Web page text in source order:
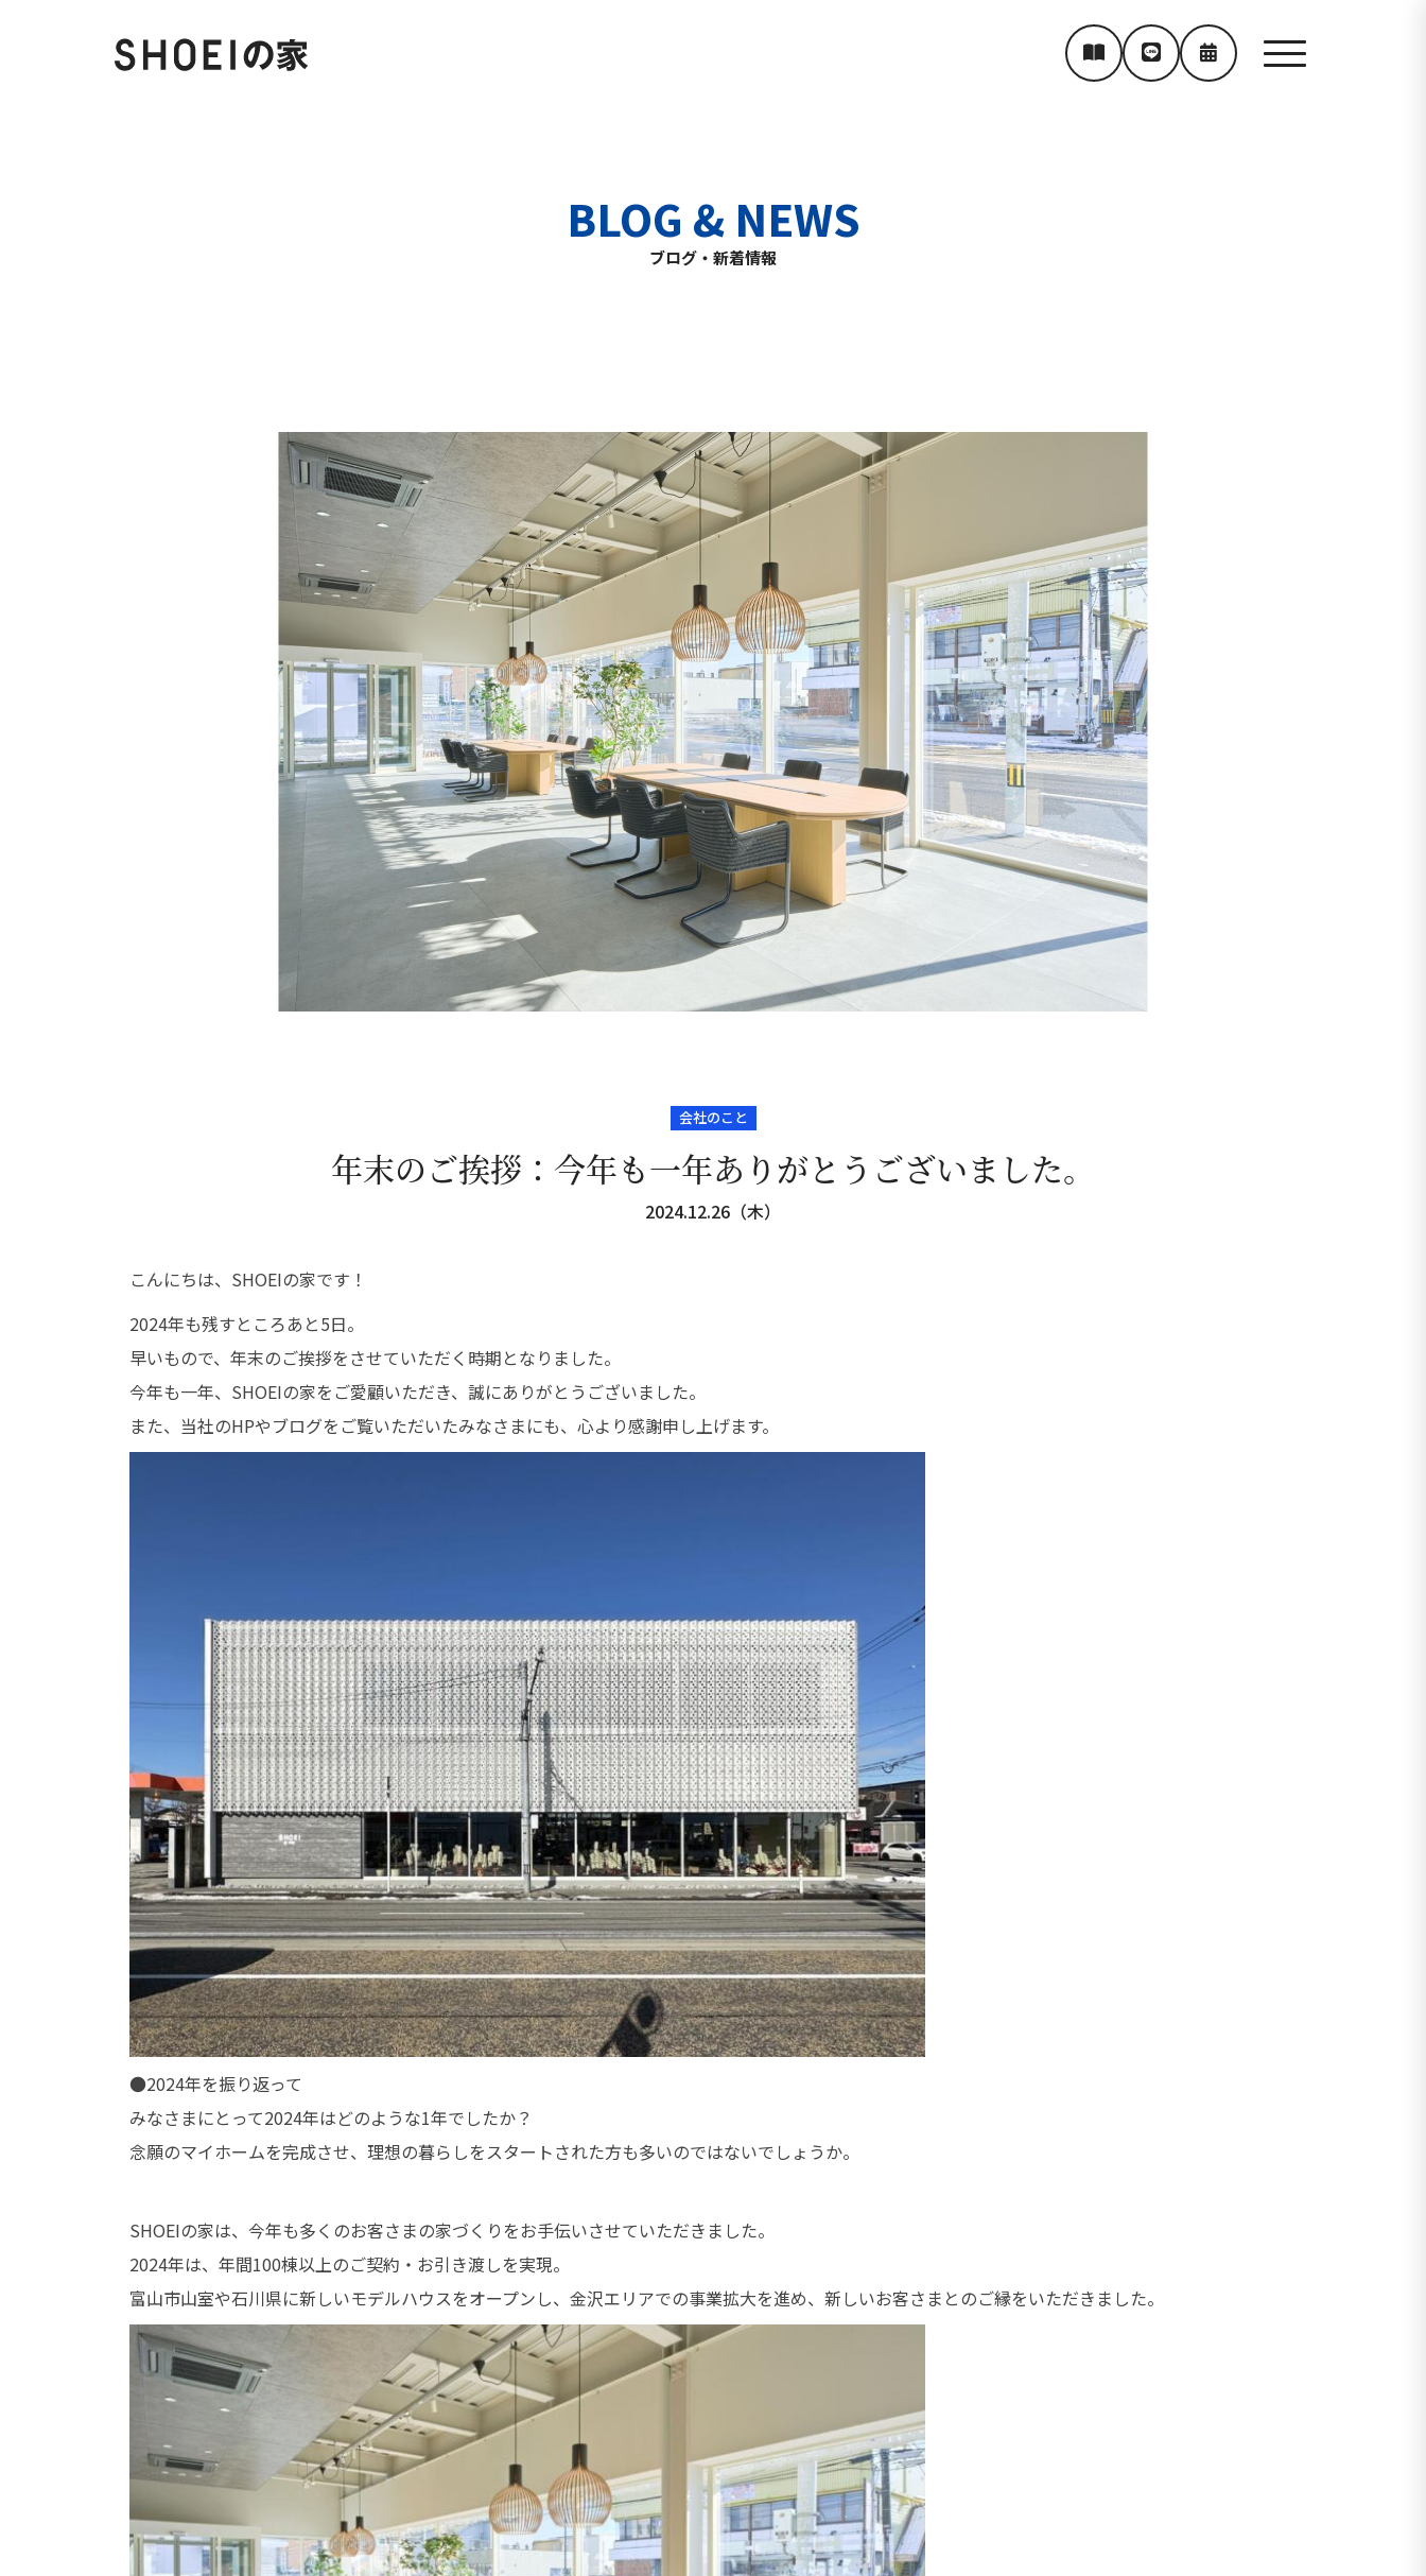
BLOG & NEWS
ブログ・新着情報
会社のこと
年末のご挨拶：今年も一年ありがとうございました。
2024.12.26（木）
こんにちは、SHOEIの家です！
2024年も残すところあと5日。
早いもので、年末のご挨拶をさせていただく時期となりました。
今年も一年、SHOEIの家をご愛顧いただき、誠にありがとうございました。
また、当社のHPやブログをご覧いただいたみなさまにも、心より感謝申し上げます。
●2024年を振り返って
みなさまにとって2024年はどのような1年でしたか？
念願のマイホームを完成させ、理想の暮らしをスタートされた方も多いのではないでしょうか。
SHOEIの家は、今年も多くのお客さまの家づくりをお手伝いさせていただきました。
2024年は、年間100棟以上のご契約・お引き渡しを実現。
富山市山室や石川県に新しいモデルハウスをオープンし、金沢エリアでの事業拡大を進め、新しいお客さまとのご縁をいただきました。